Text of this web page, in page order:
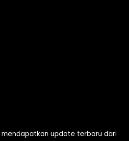
update terbaru dari